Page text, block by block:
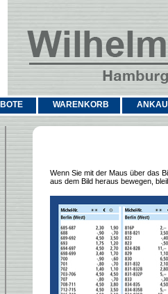
WARENKORB
Wenn Sie mit der Maus über das
aus dem Bild heraus bewegen,